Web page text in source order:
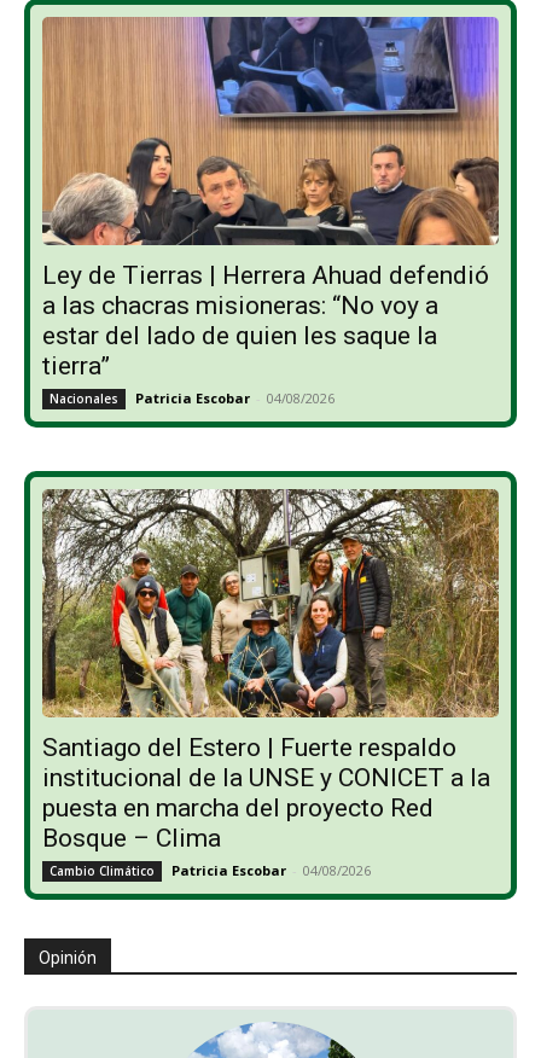
Ley de Tierras | Herrera Ahuad defendió
a las chacras misioneras: “No voy a
estar del lado de quien les saque la
tierra”
Nacionales Patricia Escobar - 04/08/2026
Santiago del Estero | Fuerte respaldo
institucional de la UNSE y CONICET a la
puesta en marcha del proyecto Red
Bosque – Clima
Cambio Climático Patricia Escobar - 04/08/2026
Opinión